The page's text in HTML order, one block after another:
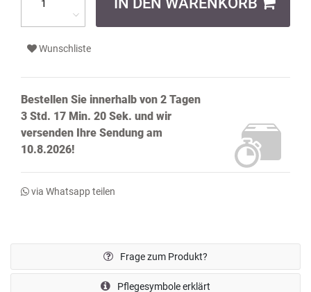
Wunschliste
Bestellen Sie innerhalb von 2 Tagen
3 Std. 17 Min. 19 Sek. und wir
versenden Ihre Sendung am
10.8.2026!
via Whatsapp teilen
Frage zum Produkt?
Pflegesymbole erklärt